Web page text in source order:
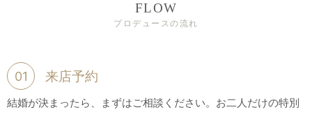
FLOW
プロデュースの流れ
01 来店予約
結婚が決まったら、まずはご相談ください。お二人だけの特別